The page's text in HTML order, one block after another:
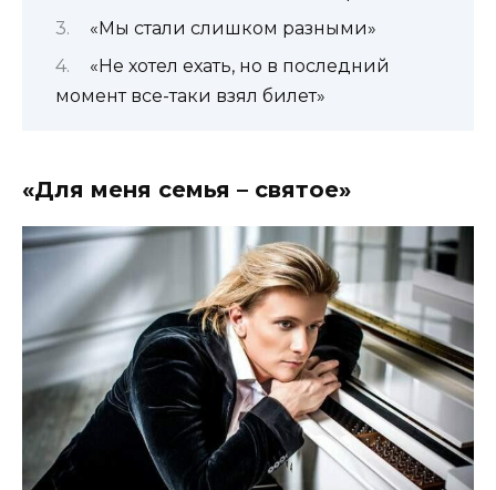
«Мы стали слишком разными»
«Не хотел ехать, но в последний
момент все-таки взял билет»
«Для меня семья – святое»